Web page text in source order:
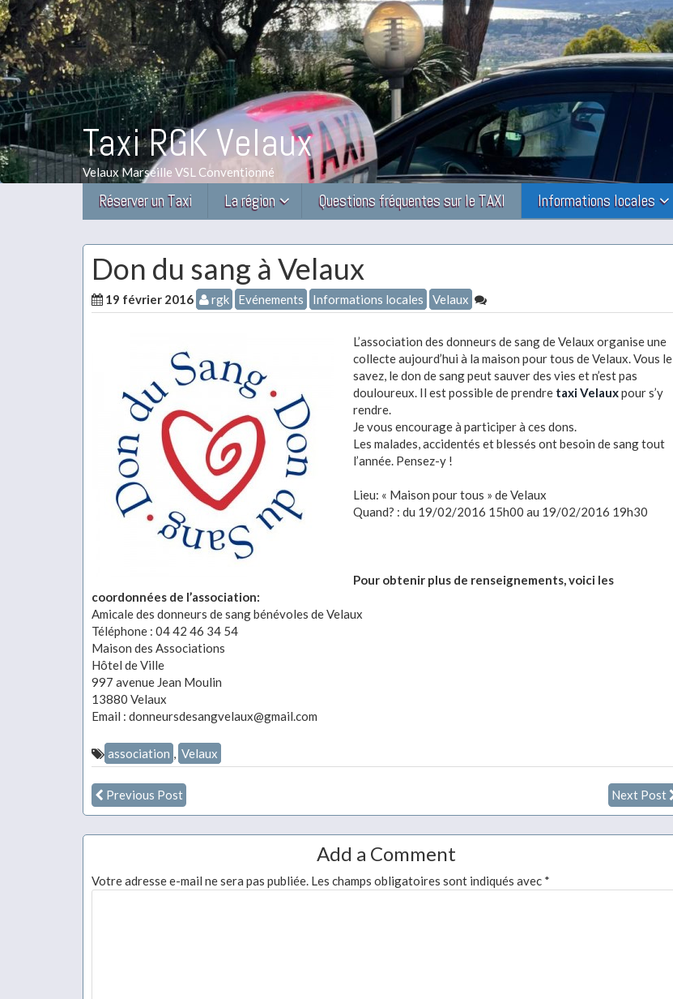
Taxi RGK Velaux
Velaux Marseille VSL Conventionné
Réserver un Taxi La région Questions fréquentes sur le TAXI Informations locales
Don du sang à Velaux
19 février 2016 rgk Evénements Informations locales Velaux
L’association des donneurs de sang de Velaux organise une
collecte aujourd’hui à la maison pour tous de Velaux. Vous le
savez, le don de sang peut sauver des vies et n’est pas
douloureux. Il est possible de prendre taxi Velauxpour s’y
rendre.
Je vous encourage à participer à ces dons.
Les malades, accidentés et blessés ont besoin de sang tout
l’année. Pensez-y !
Lieu: « Maison pour tous » de Velaux
Quand? : du 19/02/2016 15h00 au 19/02/2016 19h30
Pour obtenir plus de renseignements, voici les
coordonnées de l’association:
Amicale des donneurs de sang bénévoles de Velaux
Téléphone : 04 42 46 34 54
Maison des Associations
Hôtel de Ville
997 avenue Jean Moulin
13880 Velaux
Email : donneursdesangvelaux@gmail.com
association , Velaux
Previous Post Next Post
Add a Comment
Votre adresse e-mail ne sera pas publiée. Les champs obligatoires sont indiqués avec *